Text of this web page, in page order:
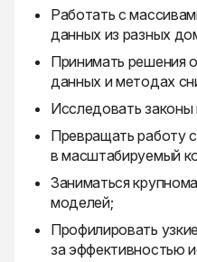
Работать с
данных из разных
Принимать решения
данных и методах
Исследовать
Превращать работу
в масштабируемый
Заниматься
моделей;
Профилировать
за эффективностью